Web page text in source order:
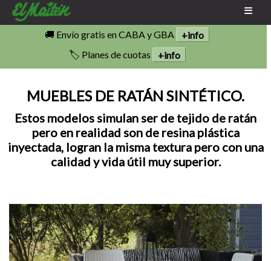
🚚 Envío gratis en CABA y GBA
+info
🏷️ Planes de cuotas
+info
MUEBLES DE RATÁN SINTÉTICO.
Estos modelos simulan ser de tejido de ratán
pero en realidad son de resina plástica
inyectada, logran la misma textura pero con una
calidad y vida útil muy superior.